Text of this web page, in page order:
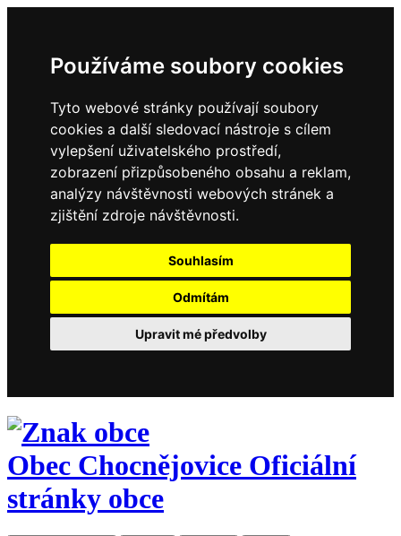
Používáme soubory cookies
Tyto webové stránky používají soubory
cookies a další sledovací nástroje s cílem
vylepšení uživatelského prostředí,
zobrazení přizpůsobeného obsahu a reklam,
analýzy návštěvnosti webových stránek a
zjištění zdroje návštěvnosti.
Souhlasím
Odmítám
Upravit mé předvolby
Obec Chocnějovice Oficiální
stránky obce